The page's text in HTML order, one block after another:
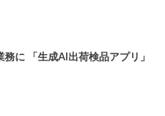
に 「生成AI出荷検品アプリ」